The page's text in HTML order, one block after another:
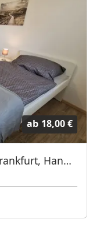
ab 18,00 €
Wohnungen in Offenbach, Frankfurt, Hanau, Eschborn und Umgebung